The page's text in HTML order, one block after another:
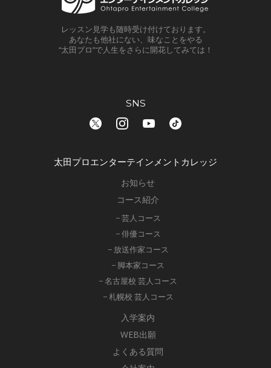
レッスン見学も随時受け付けております。
あなたも他社にない、味なことをやる
“太田プロ”で人生をさらに開花してみては！
SNS
太田プロエンターテインメントカレッジ
お知らせ
コース紹介
− 芸人コース
− 俳優コース
− 放送作家コース
− 脚本家コース
− 名古屋校 芸人コース
− 札幌校 芸人コース
入学案内
WEB出願
よくある質問